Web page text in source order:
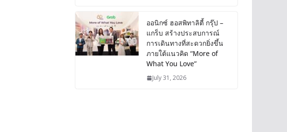
ออนิกซ์ ฮอสพิทาลิตี้ กรุ๊ป –
แกร็บ สร้างประสบการณ์
การเดินทางที่สะดวกยิ่งขึ้น
ภายใต้แนวคิด “More of
What You Love”
July 31, 2026